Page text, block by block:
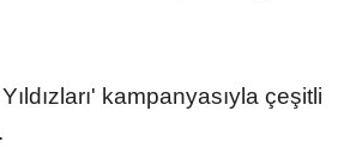
kampanyasıyla çeşitli